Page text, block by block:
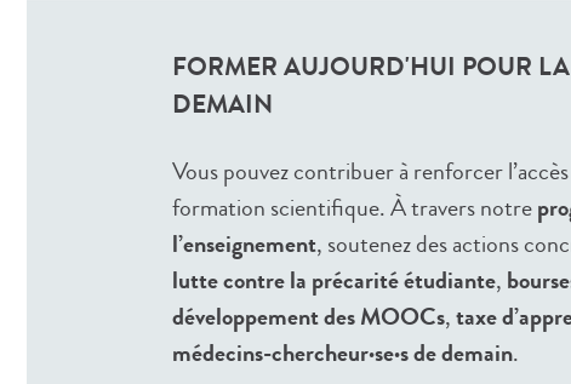
FORMER AUJOURD'HUI POUR
DEMAIN
Vous pouvez contribuer à renforcer
formation scientifique. À travers notre
l’enseignement, soutenez des actions
lutte contre la précarité étudiante,
développement des MOOCs,taxe
médecins-chercheur·se·s de demain.